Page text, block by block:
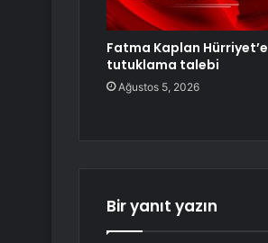
Fatma Kaplan Hürriyet’e
tutuklama talebi
Ağustos 5, 2026
Bir yanıt yazın